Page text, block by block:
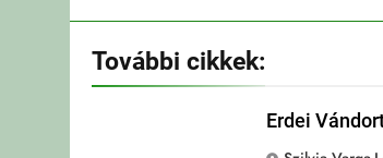
További cikkek:
Erdei